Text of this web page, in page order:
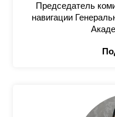
Председатель
навигации